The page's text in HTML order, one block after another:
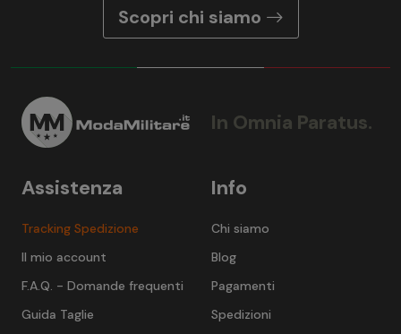
Scopri chi siamo
In Omnia Paratus.
Info
Chi siamo
Blog
Pagamenti
Spedizioni
Assistenza
Tracking Spedizione
Il mio account
F.A.Q. - Domande frequenti
Guida Taglie